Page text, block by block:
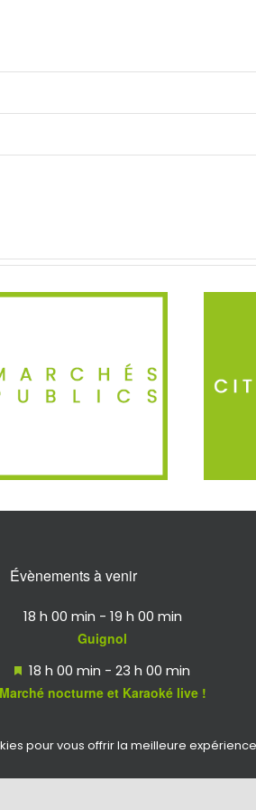
Évènements à venir
18 h 00 min - 19 h 00 min
Guignol
Mis
en
avant
18 h 00 min -23 h 00 min
Marché nocturne et Karaoké live !
en
avant
Soirée moules fites et concert
pour vous offrir la meilleure